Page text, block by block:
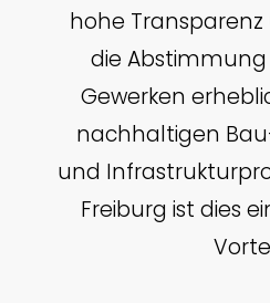
hohe
die
Gewerken
nachhaltigen
und
Freiburg ist dies